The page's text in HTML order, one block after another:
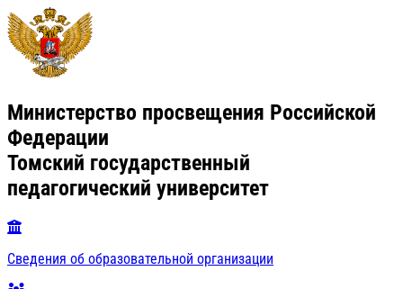
Министерство просвещения Российской
Федерации
Томский государственный
педагогический университет
Сведения об образовательной организации